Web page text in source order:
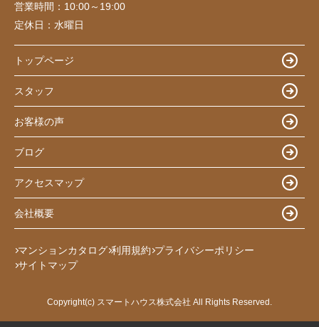
営業時間： 10:00～19:00
定休日： 水曜日
トップページ
スタッフ
お客様の声
ブログ
アクセスマップ
会社概要
マンションカタログ 利用規約 プライバシーポリシー
サイトマップ
Copyright(c) スマートハウス株式会社 All Rights Reserved.